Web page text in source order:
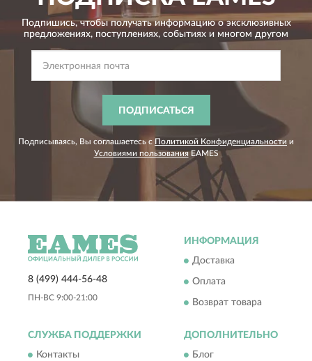
Подпишись, чтобы получать информацию о эксклюзивных
предложениях, поступлениях, событиях и многом другом
ПОДПИСАТЬСЯ
Подписываясь, Вы соглашаетесь с Политикой Конфиденциальности и
Условиями пользованияEAMES
8 (499) 444-56-48
ПН-ВС 9:00-21:00
ИНФОРМАЦИЯ
Доставка
Оплата
Возврат товара
СЛУЖБА ПОДДЕРЖКИ
Контакты
ДОПОЛНИТЕЛЬНО
Блог